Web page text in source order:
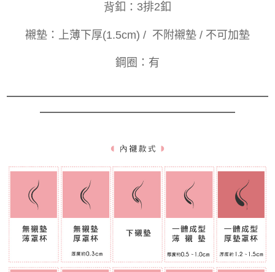
背釦 ： 3排2釦
襯墊： 上薄下厚(1.5cm) / 不附襯墊 / 不可加墊
鋼圈： 有